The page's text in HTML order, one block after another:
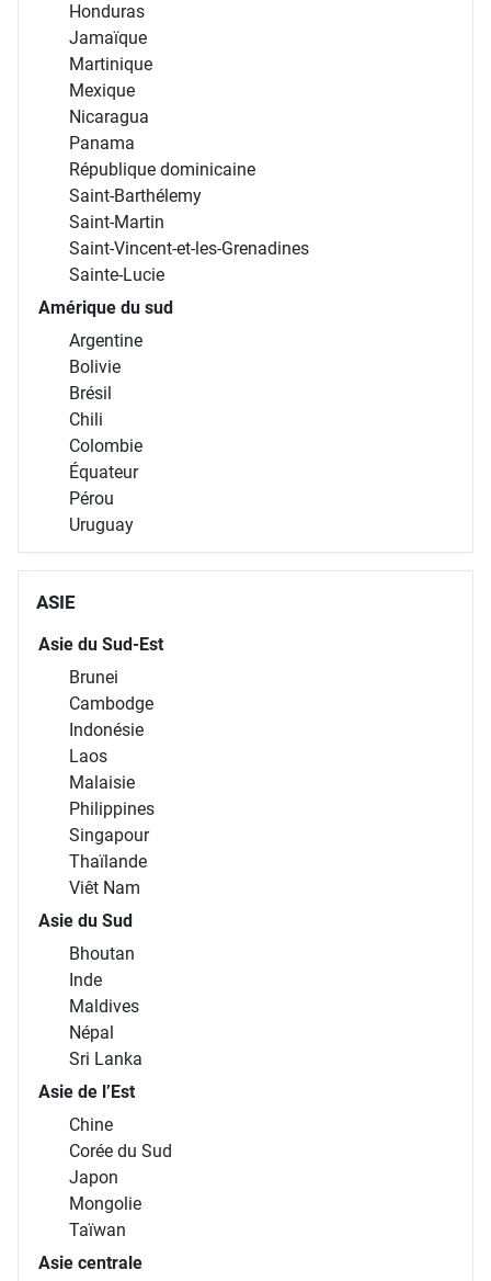
Honduras
Jamaïque
Martinique
Mexique
Nicaragua
Panama
République dominicaine
Saint-Barthélemy
Saint-Martin
Saint-Vincent-et-les-Grenadines
Sainte-Lucie
Amérique du sud
Argentine
Bolivie
Brésil
Chili
Colombie
Équateur
Pérou
Uruguay
ASIE
Asie du Sud-Est
Brunei
Cambodge
Indonésie
Laos
Malaisie
Philippines
Singapour
Thaïlande
Viêt Nam
Asie du Sud
Bhoutan
Inde
Maldives
Népal
Sri Lanka
Asie de l’Est
Chine
Corée du Sud
Japon
Mongolie
Taïwan
Asie centrale